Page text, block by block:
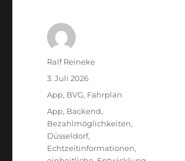
Autor
Ralf Reineke
Veröffentlicht
3. Juli 2026
Kategorien
App, BVG, Fahrplan
Schlagwörter
App, Backend,
Bezahlmöglichkeiten,
Düsseldorf,
Echtzeitinformationen,